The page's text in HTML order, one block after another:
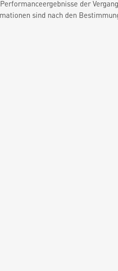
Performanceergebnisse der
sind nach den